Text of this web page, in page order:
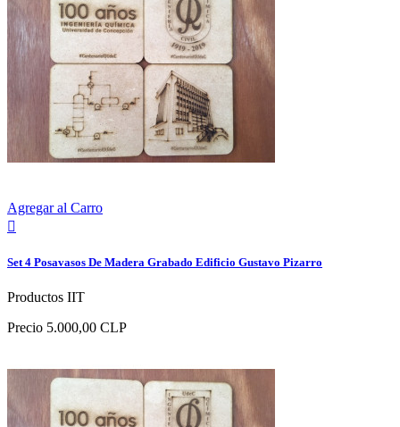
Agregar al Carro

Set 4 Posavasos De Madera Grabado Edificio Gustavo Pizarro
Productos IIT
Precio 5.000,00 CLP